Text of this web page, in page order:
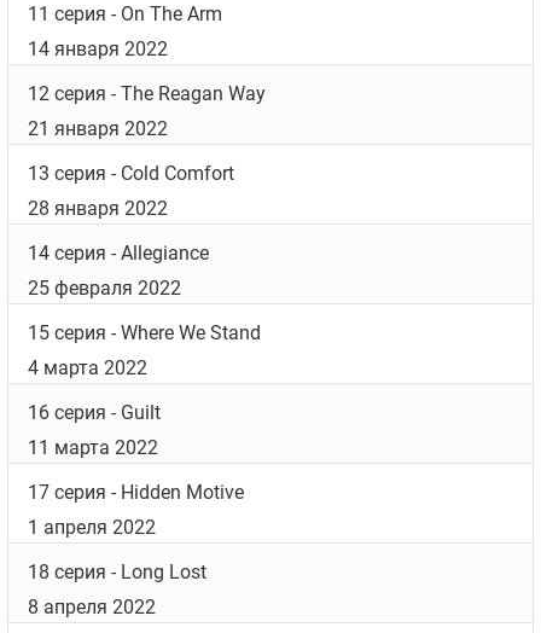
11 серия - On The Arm
14 января 2022
12 серия - The Reagan Way
21 января 2022
13 серия - Cold Comfort
28 января 2022
14 серия - Allegiance
25 февраля 2022
15 серия - Where We Stand
4 марта 2022
16 серия - Guilt
11 марта 2022
17 серия - Hidden Motive
1 апреля 2022
18 серия - Long Lost
8 апреля 2022